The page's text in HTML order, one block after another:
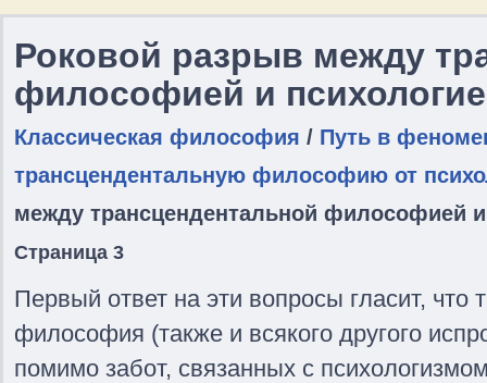
Роковой разрыв между
философией и
Классическая философия / Путь в
трансцендентальную философию от
между трансцендентальной философией и
Страница 3
Первый ответ на эти вопросы гласит, что
философия (также и всякого другого
помимо забот, связанных с